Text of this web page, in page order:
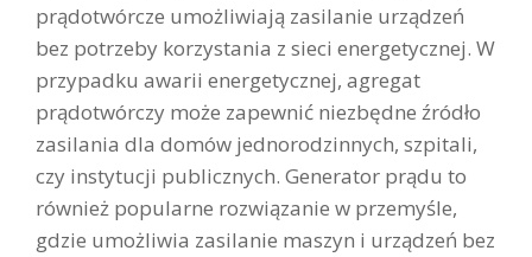
prądotwórcze umożliwiają zasilanie urządzeń
bez potrzeby korzystania z sieci energetycznej. W
przypadku awarii energetycznej, agregat
prądotwórczy może zapewnić niezbędne źródło
zasilania dla domów jednorodzinnych, szpitali,
czy instytucji publicznych. Generator prądu to
również popularne rozwiązanie w przemyśle,
gdzie umożliwia zasilanie maszyn i urządzeń bez